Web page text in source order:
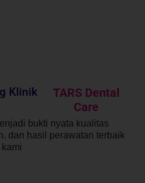
Klinik
TARS Dental
Care
bukti nyata kualitas
dan hasil perawatan terbaik
kami